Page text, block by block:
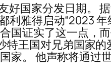
好国家分发日期。
雅得启动“2023 年
国证实了这一点，
王国对兄弟国家
家。 他声称将通过